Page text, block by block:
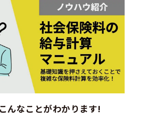
んなことがわかります!